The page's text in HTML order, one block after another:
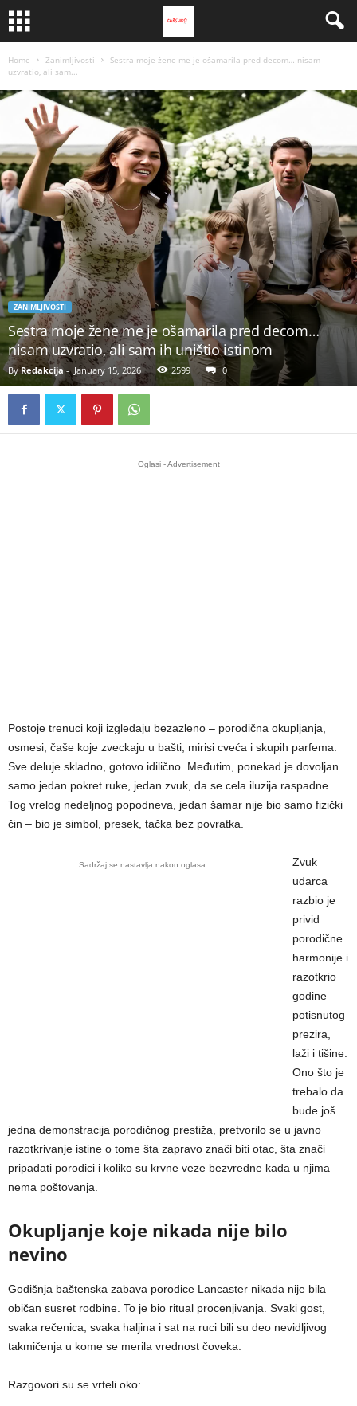
Home Zanimljivosti
Sestra moje žene me je ošamarila pred decom… nisam
uzvratio, ali sam...
ZANIMLJIVOSTI
Sestra moje žene me je ošamarila pred decom…
nisam uzvratio, ali sam ih uništio istinom
By Redakcija - January 15, 2026 2599 0
Oglasi - Advertisement
Postoje trenuci koji izgledaju bezazleno – porodična okupljanja,
osmesi, čaše koje zveckaju u bašti, mirisi cveća i skupih parfema.
Sve deluje skladno, gotovo idilično. Međutim, ponekad je dovoljan
samo jedan pokret ruke, jedan zvuk, da se cela iluzija raspadne.
Tog vrelog nedeljnog popodneva, jedan šamar nije bio samo fizički
čin – bio je simbol, presek, tačka bez povratka.
Sadržaj se nastavlja nakon oglasa
Zvuk
udarca
razbio je
privid
porodične
harmonije i
razotkrio
godine
potisnutog
prezira,
laži i tišine.
Ono što je
trebalo da
bude još
jedna demonstracija porodičnog prestiža, pretvorilo se u javno
razotkrivanje istine o tome šta zapravo znači biti otac, šta znači
pripadati porodici i koliko su krvne veze bezvredne kada u njima
nema poštovanja.
Okupljanje koje nikada nije bilo
nevino
Godišnja baštenska zabava porodice Lancaster nikada nije bila
običan susret rodbine. To je bio ritual procenjivanja. Svaki gost,
svaka rečenica, svaka haljina i sat na ruci bili su deo nevidljivog
takmičenja u kome se merila vrednost čoveka.
Razgovori su se vrteli oko: